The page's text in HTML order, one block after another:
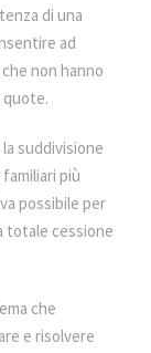
di una
ad
non hanno
quote.
suddivisione
più
possibile per
totale cessione
che
e risolvere